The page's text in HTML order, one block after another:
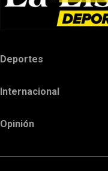
Deportes
Internacional
Opinión